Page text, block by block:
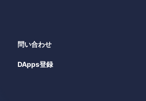
問い合わせ
DApps登録